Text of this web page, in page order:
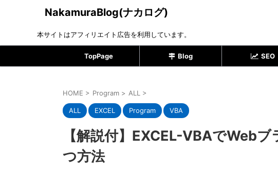
NakamuraBlog(ナカログ)
本サイトはアフィリエイト広告を利用しています。
TopPage Blog SEO
HOME > Program > ALL >
ALL EXCEL Program VBA
【解説付】EXCEL-VBAでWeb
つ方法